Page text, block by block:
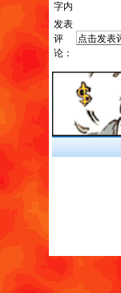
字内
发表
评
论：